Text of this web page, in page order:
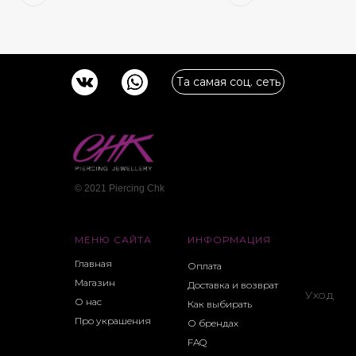
Та самая соц. сеть
© 2021 Piercing Сhk
Уход
МЕНЮ САЙТА
Главная
Магазин
О нас
Про украшения
ИНФОРМАЦИЯ
Оплата
Доставка и возврат
Как выбирать
О брендах
FAQ